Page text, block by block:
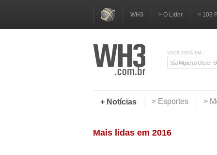
WH3 > O Líder > 103
VOCÊ ESTÁ EM:
São Miguel do Oeste -
+ Notícias > Esportes >
Mais lidas em 2016